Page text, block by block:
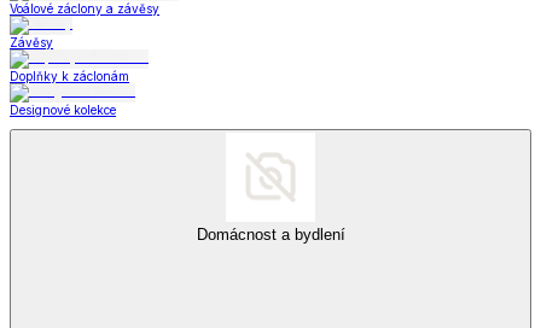
Voálové záclony a závěsy
Závěsy
Doplňky k záclonám
Designové kolekce
Domácnost a bydlení